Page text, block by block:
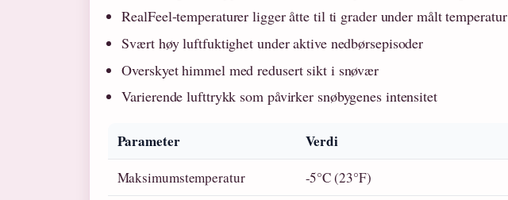
RealFeel-temperaturer ligger åtte til ti grader under målt temperatur
Svært høy luftfuktighet under aktive nedbørsepisoder
Overskyet himmel med redusert sikt i snøvær
Varierende lufttrykk som påvirker snøbygenes intensitet
Parameter Verdi
Maksimumstemperatur -5°C (23°F)